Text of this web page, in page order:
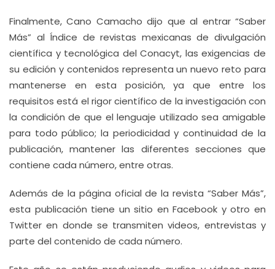
Finalmente, Cano Camacho dijo que al entrar “Saber
Más” al Índice de revistas mexicanas de divulgación
científica y tecnológica del Conacyt, las exigencias de
su edición y contenidos representa un nuevo reto para
mantenerse en esta posición, ya que entre los
requisitos está el rigor científico de la investigación con
la condición de que el lenguaje utilizado sea amigable
para todo público; la periodicidad y continuidad de la
publicación, mantener las diferentes secciones que
contiene cada número, entre otras.
Además de la página oficial de la revista “Saber Más”,
esta publicación tiene un sitio en Facebook y otro en
Twitter en donde se transmiten videos, entrevistas y
parte del contenido de cada número.